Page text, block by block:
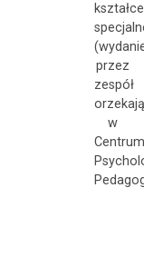
przez
zespół
w
Centrum